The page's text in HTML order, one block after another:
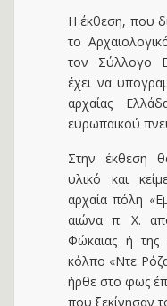
Η έκθεση, που
το
τον Σύλλογο
έχει να
αρχαίας
ευρωπαϊκού
Στην έκθεση
υλικό και
αρχαία πόλη
αιώνα π. Χ.
Φώκαιας ή της
κόλπο «Ντε
ήρθε στο φως
που ξεκίνησαν